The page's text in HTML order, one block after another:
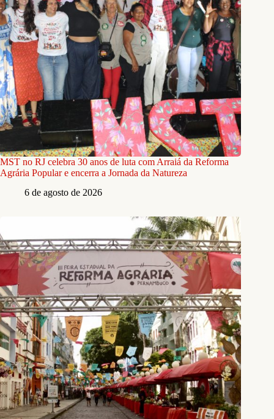
MST no RJ celebra 30 anos de luta com Arraiá da Reforma
Agrária Popular e encerra a Jornada da Natureza
6 de agosto de 2026